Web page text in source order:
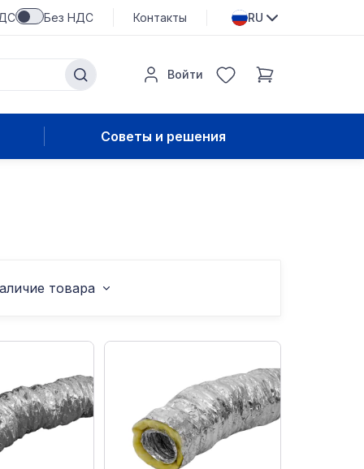
Без НДС Контакты RU
Войти
Советы и решения
товара